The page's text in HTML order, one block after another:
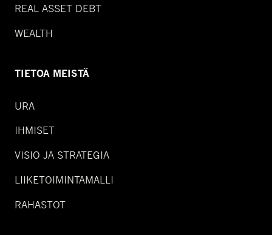
REAL ASSET DEBT
WEALTH
TIETOA MEISTÄ
URA
IHMISET
VISIO JA STRATEGIA
LIIKETOIMINTAMALLI
RAHASTOT